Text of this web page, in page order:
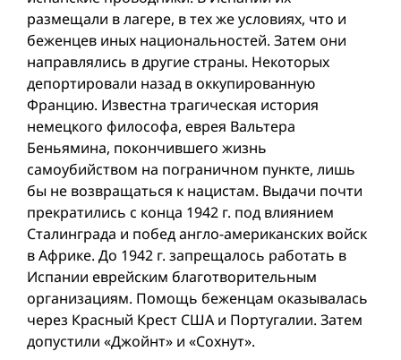
размещали в лагере, в тех же условиях, что и
беженцев иных национальностей. Затем они
направлялись в другие страны. Некоторых
депортировали назад в оккупированную
Францию. Известна трагическая история
немецкого философа, еврея Вальтера
Беньямина, покончившего жизнь
самоубийством на пограничном пункте, лишь
бы не возвращаться к нацистам. Выдачи почти
прекратились с конца 1942 г. под влиянием
Сталинграда и побед англо-американских войск
в Африке. До 1942 г. запрещалось работать в
Испании еврейским благотворительным
организациям. Помощь беженцам оказывалась
через Красный Крест США и Португалии. Затем
допустили «Джойнт» и «Сохнут».